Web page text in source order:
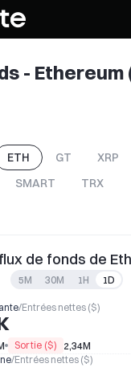
- Ethereum
ETH GT XRP
SMART TRX
de fonds de
5M 30M 1H 1D
/Entrées nettes ($)
Sortie ($)
2,34M
/Entrées nettes ($)